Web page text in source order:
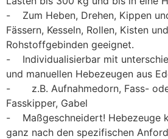
-    Zum Heben, Drehen, Kippen
Fässern, Kesseln, Rollen, Kisten
Rohstoffgebinden geeignet.
-    Individualisierbar mit
und manuellen Hebezeugen aus
-       z.B. Aufnahmedorn, Fass-
Fasskipper, Gabel
-    Maßgeschneidert! Hebezeuge
ganz nach den spezifischen